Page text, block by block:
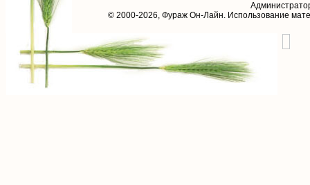
© 2000-2026, Фураж Он-Лайн. Использование